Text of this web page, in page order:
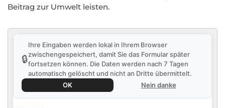
Beitrag zur Umwelt leisten.
🔒
Ihre Eingaben werden lokal in Ihrem Browser
zwischengespeichert, damit Sie das Formular später
fortsetzen können. Die Daten werden nach 7 Tagen
automatisch gelöscht und nicht an Dritte übermittelt.
OK
Nein danke